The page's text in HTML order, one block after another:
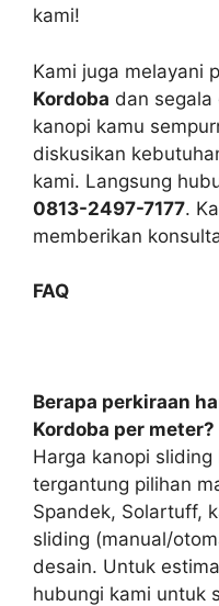
kami!
Kami juga melayani
Kordoba dan segala
kanopi kamu
diskusikan
kami. Langsung
0813-2497-7177.
memberikan
FAQ
Berapa perkiraan
Kordoba per meter?
Harga kanopi
tergantung pilihan
Spandek, Solartuff,
sliding (manual/
desain. Untuk
hubungi kami untuk